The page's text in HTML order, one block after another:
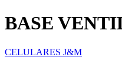
BASE
CELULARES J&M